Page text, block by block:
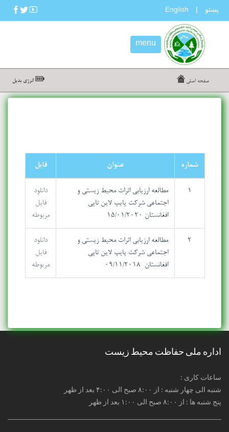
English پښتو
menu
انرژی بدیل صفحه اصلی
شماره عنوان فایل
۱
مطالعه ارزیابی اثرات محیط زیستی و
اجتماعی شرکت پایپ لاین تاپی -
افغانستان 15/01/2020
دانلود
فایل
مربوطه
۲
مطالعه ارزیابی اثرات محیط زیستی و
اجتماعی شرکت پایپ لاین تاپی -
افغانستان 09/11/2018
دانلود
فایل
مربوطه
اداره ملی حفاظت محیط زیست
: ساعات کاری
شنبه الی چهار شنبه : از ۸:۰۰ صبح الی ۴:۰۰ بعد از ظهر
پنج شنبه ها : از ۸:۰۰ صبح الی ۱:۰۰ بعد از ظهر